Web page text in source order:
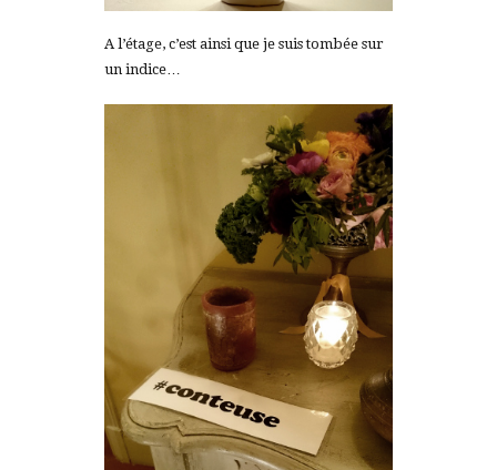
A l’étage, c’est ainsi que je suis tombée sur
un indice…